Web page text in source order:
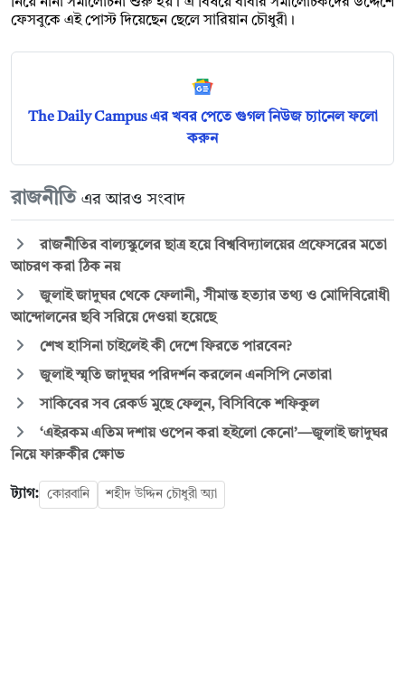
ফেসবুকে এই পোস্ট দিয়েছেন ছেলে সারিয়ান চৌধুরী।
The Daily Campus এর খবর পেতে গুগল নিউজ চ্যানেল ফলো
করুন
রাজনীতি এর আরও সংবাদ
রাজনীতির বাল্যস্কুলের ছাত্র হয়ে বিশ্ববিদ্যালয়ের প্রফেসরের মতো
আচরণ করা ঠিক নয়
জুলাই জাদুঘর থেকে ফেলানী, সীমান্ত হত্যার তথ্য ও মোদিবিরোধী
আন্দোলনের ছবি সরিয়ে দেওয়া হয়েছে
শেখ হাসিনা চাইলেই কী দেশে ফিরতে পারবেন?
জুলাই স্মৃতি জাদুঘর পরিদর্শন করলেন এনসিপি নেতারা
সাকিবের সব রেকর্ড মুছে ফেলুন, বিসিবিকে শফিকুল
‘এইরকম এতিম দশায় ওপেন করা হইলো কেনো’—জুলাই জাদুঘর
নিয়ে ফারুকীর ক্ষোভ
ট্যাগ: কোরবানি শহীদ উদ্দিন চৌধুরী অ্যা